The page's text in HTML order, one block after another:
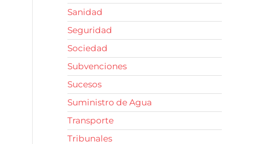
Sanidad
Seguridad
Sociedad
Subvenciones
Sucesos
Suministro de Agua
Transporte
Tribunales